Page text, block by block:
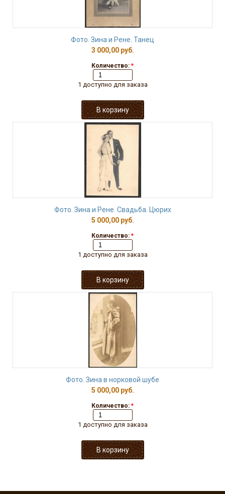
Фото. Зина и Рене. Танец
3 000,00 руб.
Количество: *
1 доступно для заказа
Фото. Зина и Рене. Свадьба. Цюрих
5 000,00 руб.
Количество: *
1 доступно для заказа
Фото. Зина в норковой шубе
5 000,00 руб.
Количество: *
1 доступно для заказа